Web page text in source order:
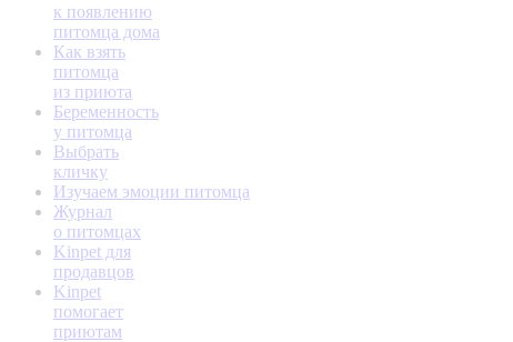
к появлению
питомца дома
Как взять
питомца
из приюта
Беременность
у питомца
Выбрать
кличку
Изучаем эмоции питомца
Журнал
о питомцах
Kinpet для
продавцов
Kinpet
помогает
приютам